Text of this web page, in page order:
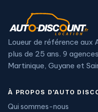
Loueur de référence aux
plus de 25 ans. 9
Martinique, Guyane et
À PROPOS D'AUTO
Qui sommes-nous